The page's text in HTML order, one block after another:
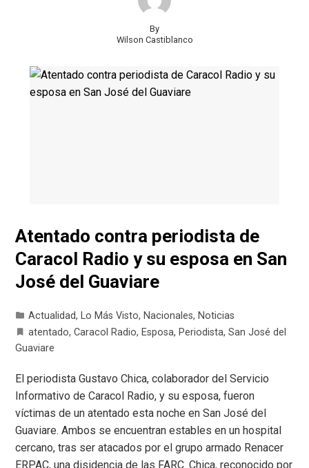
By
Wilson Castiblanco
Atentado contra periodista de
Caracol Radio y su esposa en San
José del Guaviare
Actualidad, Lo Más Visto, Nacionales, Noticias
atentado,Caracol Radio, Esposa, Periodista,San José del
Guaviare
El periodista Gustavo Chica, colaborador del Servicio
Informativo de Caracol Radio, y su esposa, fueron
víctimas de un atentado esta noche en San José del
Guaviare. Ambos se encuentran estables en un hospital
cercano, tras ser atacados por el grupo armado Renacer
ERPAC, una disidencia de las FARC. Chica, reconocido por